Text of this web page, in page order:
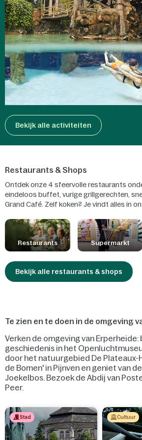
Bekijk alle activiteiten
Restaurants & Shops
Ontdek onze 4 sfeervolle restaurants
eindeloos buffet, vurige grillgerechten,
Grand Café. Zelf koken? Je vindt alles in
bezorgen! In onze restaurants zijn
kindvriendelijke gerechten, babyvoeding
palmbomen. Ook staan we steeds klaar
met jouw allergieën of voedselintoleranties.
Restaurants Supermarkt
Bekijk alle restaurants & shops
Te zien en te doen in de omgeving
Verken de omgeving van
geschiedenis in het
door het natuurgebied De Plateaux-
de Bomen' in Pijnven en geniet van
Joekelbos. Bezoek de Abdij van
Peer.
Stad Cultuur